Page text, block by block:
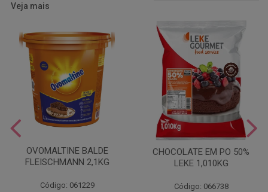
Veja mais
OVOMALTINE BALDE
FLEISCHMANN 2,1KG
Código: 061229
CHOCOLATE EM PO 50%
LEKE 1,010KG
Código: 066738